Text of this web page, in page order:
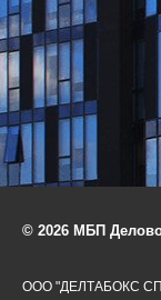
© 2026 МБП
ООО "ДЕЛТАБОКС